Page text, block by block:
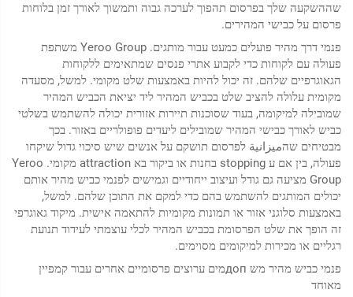
שההשקעה שלך בפרסום תהפוך לערכה גבוה ותמשוך לאורך זמן בלוחות
פרסום על כבישי המהירים.
פנמי דרך מהיר פועלים כמעט עבור מותגים. Yeroo Group משתפת
פעולה עם לקוחות כדי לקבוע אתרי פנסים שמתאימים ללקוחות
הגאוגרפיים שלהם. זה יכול להיות באמצעות שלט מקומי. למשל, מסעדה
מקומית עלולה להציב שלט בכביש המהיר ליד יציאת הכביש המהיר
שמובילה למיקומה, בעוד שסוכנות תיירות אזורית יכולה להשתמש בשלטי
כביש לאורך כבישי המהיר שמובילים ליעדים פופולריים באזור. בכך
מבטיחים שהميزانية לפרסום תושקם על אנשים שיש סיכוי גדול שיקחו
פעולה, בין אם ע stopping בחנות או ביקור בא attraction מקומי. Yeroo
Group מציעה גם גודל ועיצוב ייחודיים וגמישים לפנמי כביש מהיר אותם
יכולים המותגים להשתמש בהם כדי למקם את התוכן שלהם. למשל,
באמצעות סלוגני אזור או תמונות מקומיות להתאמה אישית. מיקוד גאוגרפי
זה הופך את שלט הפרסומת בכביש המהיר לכלי עוצמתי לעידוד תנועת
רגליים או מכירות למיקומים מסוימים.
פנמי כביש מהיר מש допמים ערוצים פרסומיים אחרים עבור קמפיין
מאוחד